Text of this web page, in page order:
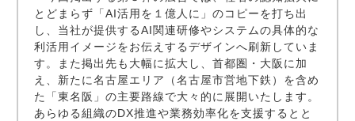
とどまらず「AI活用を１億人に」のコピーを打ち出
し、当社が提供するAI関連研修やシステムの具体的な
利活用イメージをお伝えするデザインへ刷新していま
す。また掲出先も大幅に拡大し、首都圏・大阪に加
え、新たに名古屋エリア（名古屋市営地下鉄）を含め
た「東名阪」の主要路線で大々的に展開いたします。
あらゆる組織のDX推進や業務効率化を支援するとと